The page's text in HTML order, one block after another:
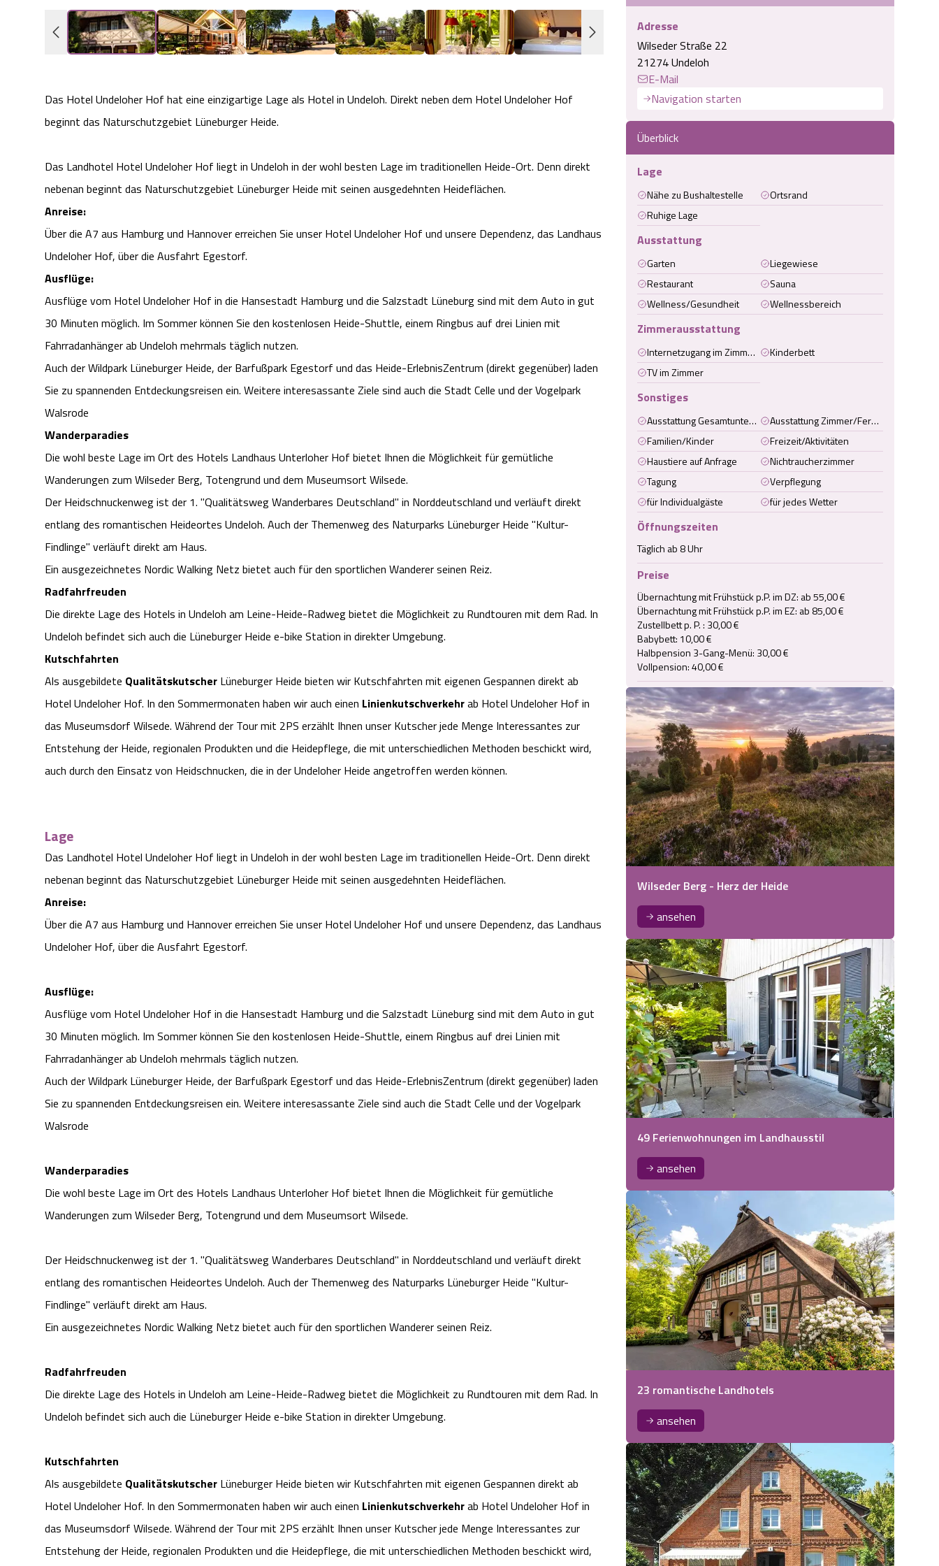
Das Hotel Undeloher Hof hat eine einzigartige Lage als Hotel in Undeloh. Direkt neben dem Hotel Undeloher Hof
beginnt das Naturschutzgebiet Lüneburger Heide.
Das Landhotel Hotel Undeloher Hof liegt in Undeloh in der wohl besten Lage im traditionellen Heide-Ort. Denn direkt
nebenan beginnt das Naturschutzgebiet Lüneburger Heide mit seinen ausgedehnten Heideflächen.
Anreise:
Über die A7 aus Hamburg und Hannover erreichen Sie unser Hotel Undeloher Hof und unsere Dependenz, das Landhaus
Undeloher Hof, über die Ausfahrt Egestorf.
Ausflüge:
Ausflüge vom Hotel Undeloher Hof in die Hansestadt Hamburg und die Salzstadt Lüneburg sind mit dem Auto in gut
30 Minuten möglich. Im Sommer können Sie den kostenlosen Heide-Shuttle, einem Ringbus auf drei Linien mit
Fahrradanhänger ab Undeloh mehrmals täglich nutzen.
Auch der Wildpark Lüneburger Heide, der Barfußpark Egestorf und das Heide-ErlebnisZentrum (direkt gegenüber) laden
Sie zu spannenden Entdeckungsreisen ein. Weitere interesassante Ziele sind auch die Stadt Celle und der Vogelpark
Walsrode
Wanderparadies
Die wohl beste Lage im Ort des Hotels Landhaus Unterloher Hof bietet Ihnen die Möglichkeit für gemütliche
Wanderungen zum Wilseder Berg, Totengrund und dem Museumsort Wilsede.
Der Heidschnuckenweg ist der 1. "Qualitätsweg Wanderbares Deutschland" in Norddeutschland und verläuft direkt
entlang des romantischen Heideortes Undeloh. Auch der Themenweg des Naturparks Lüneburger Heide "Kultur-
Findlinge" verläuft direkt am Haus.
Ein ausgezeichnetes Nordic Walking Netz bietet auch für den sportlichen Wanderer seinen Reiz.
Radfahrfreuden
Die direkte Lage des Hotels in Undeloh am Leine-Heide-Radweg bietet die Möglichkeit zu Rundtouren mit dem Rad. In
Undeloh befindet sich auch die Lüneburger Heide e-bike Station in direkter Umgebung.
Kutschfahrten
Als ausgebildete Qualitätskutscher Lüneburger Heide bieten wir Kutschfahrten mit eigenen Gespannen direkt ab
Hotel Undeloher Hof. In den Sommermonaten haben wir auch einen Linienkutschverkehrab Hotel Undeloher Hof in
das Museumsdorf Wilsede. Während der Tour mit 2PS erzählt Ihnen unser Kutscher jede Menge Interessantes zur
Entstehung der Heide, regionalen Produkten und die Heidepflege, die mit unterschiedlichen Methoden beschickt wird,
auch durch den Einsatz von Heidschnucken, die in der Undeloher Heide angetroffen werden können.
Lage
Das Landhotel Hotel Undeloher Hof liegt in Undeloh in der wohl besten Lage im traditionellen Heide-Ort. Denn direkt
nebenan beginnt das Naturschutzgebiet Lüneburger Heide mit seinen ausgedehnten Heideflächen.
Anreise:
Über die A7 aus Hamburg und Hannover erreichen Sie unser Hotel Undeloher Hof und unsere Dependenz, das Landhaus
Undeloher Hof, über die Ausfahrt Egestorf.
Ausflüge:
Ausflüge vom Hotel Undeloher Hof in die Hansestadt Hamburg und die Salzstadt Lüneburg sind mit dem Auto in gut
30 Minuten möglich. Im Sommer können Sie den kostenlosen Heide-Shuttle, einem Ringbus auf drei Linien mit
Fahrradanhänger ab Undeloh mehrmals täglich nutzen.
Auch der Wildpark Lüneburger Heide, der Barfußpark Egestorf und das Heide-ErlebnisZentrum (direkt gegenüber) laden
Sie zu spannenden Entdeckungsreisen ein. Weitere interesassante Ziele sind auch die Stadt Celle und der Vogelpark
Walsrode
Wanderparadies
Die wohl beste Lage im Ort des Hotels Landhaus Unterloher Hof bietet Ihnen die Möglichkeit für gemütliche
Wanderungen zum Wilseder Berg, Totengrund und dem Museumsort Wilsede.
Der Heidschnuckenweg ist der 1. "Qualitätsweg Wanderbares Deutschland" in Norddeutschland und verläuft direkt
entlang des romantischen Heideortes Undeloh. Auch der Themenweg des Naturparks Lüneburger Heide "Kultur-
Findlinge" verläuft direkt am Haus.
Ein ausgezeichnetes Nordic Walking Netz bietet auch für den sportlichen Wanderer seinen Reiz.
Radfahrfreuden
Die direkte Lage des Hotels in Undeloh am Leine-Heide-Radweg bietet die Möglichkeit zu Rundtouren mit dem Rad. In
Undeloh befindet sich auch die Lüneburger Heide e-bike Station in direkter Umgebung.
Kutschfahrten
Als ausgebildete Qualitätskutscher Lüneburger Heide bieten wir Kutschfahrten mit eigenen Gespannen direkt ab
Hotel Undeloher Hof. In den Sommermonaten haben wir auch einen Linienkutschverkehrab Hotel Undeloher Hof in
das Museumsdorf Wilsede. Während der Tour mit 2PS erzählt Ihnen unser Kutscher jede Menge Interessantes zur
Entstehung der Heide, regionalen Produkten und die Heidepflege, die mit unterschiedlichen Methoden beschickt wird,
Adresse
Wilseder Straße 22
21274 Undeloh
E-Mail
Navigation starten
Überblick
Lage
Nähe zu Bushaltestelle
Ortsrand
Ruhige Lage
Ausstattung
Garten
Liegewiese
Restaurant
Sauna
Wellness/Gesundheit
Wellnessbereich
Zimmerausstattung
Internetzugang im Zimmer (kabelgebunden)
Kinderbett
TV im Zimmer
Sonstiges
Ausstattung Gesamtunterkunft
Ausstattung Zimmer/Ferienwohnung/Ferienhaus
Familien/Kinder
Freizeit/Aktivitäten
Haustiere auf Anfrage
Nichtraucherzimmer
Tagung
Verpflegung
für Individualgäste
für jedes Wetter
Öffnungszeiten
Täglich ab 8 Uhr
Preise
Übernachtung mit Frühstück p.P. im DZ: ab 55,00 €
Übernachtung mit Frühstück p.P. im EZ: ab 85,00 €
Zustellbett p. P. : 30,00 €
Babybett: 10,00 €
Halbpension 3-Gang-Menü: 30,00 €
Vollpension: 40,00 €
Wilseder Berg - Herz der Heide
ansehen
49 Ferienwohnungen im Landhausstil
ansehen
23 romantische Landhotels
ansehen